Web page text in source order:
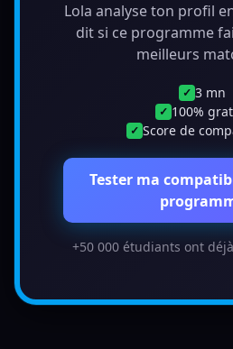
Lola analyse ton profil
dit si ce programme
meilleurs
✓ 3 mn
✓ 100%
✓ Score de
Tester ma
+50 000 étudiants ont